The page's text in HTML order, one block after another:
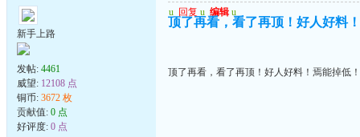
新手上路
发帖: 4461
威望: 12108 点
铜币: 3672 枚
贡献值: 0 点
好评度: 0 点
u 回复 u 编辑 u
顶了再看，看了再顶！好人好料
顶了再看，看了再顶！好人好料！焉能掉低！